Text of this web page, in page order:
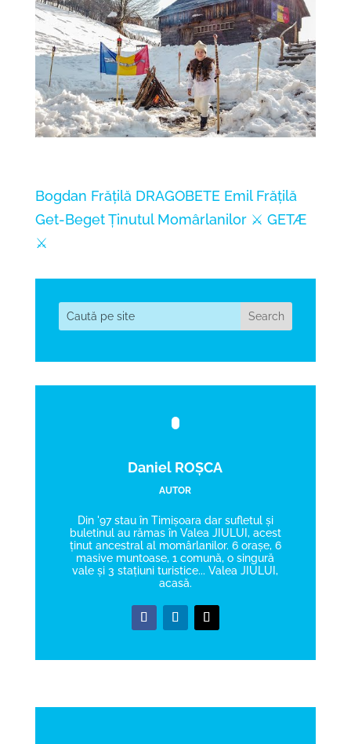
Bogdan Frățilă DRAGOBETE Emil Frățilă
Get-Beget Ținutul Momârlanilor ⚔️ GETÆ
⚔️
Daniel ROȘCA
AUTOR
Din '97 stau în Timișoara dar sufletul și
buletinul au rămas în Valea JIULUI, acest
ținut ancestral al momârlanilor. 6 orașe, 6
masive muntoase, 1 comună, o singură
vale și 3 stațiuni turistice... Valea JIULUI,
acasă.